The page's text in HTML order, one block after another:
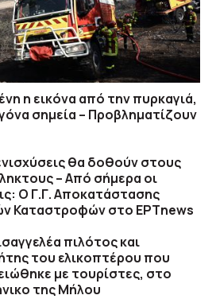
η εικόνα από την πυρκαγιά,
σημεία – Προβληματίζουν
θα δοθούν στους
– Από σήμερα οι
Ο Γ.Γ. Αποκατάστασης
Καταστροφών στο ΕΡΤnews
πιλότος και
του ελικοπτέρου που
με τουρίστες, στο
της Μήλου